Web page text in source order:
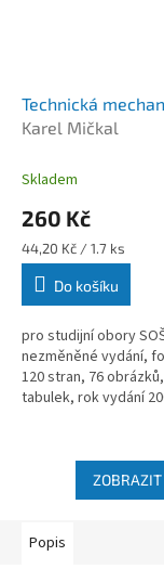
Technická
Karel Mičkal
Skladem
260 Kč
Měrná
cena:
44,20 Kč / 1.7 ks
Do košíku
pro studijní obory
nezměněné vydání,
120 stran, 76
tabulek, rok vydání
ZOBRAZIT
Popis